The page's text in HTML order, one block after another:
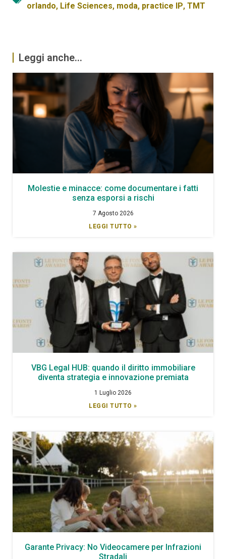
orlando, Life Sciences, moda, practice IP, TMT
Leggi anche...
Molestie e minacce: come documentare i fatti
senza esporsi a rischi
7 Agosto 2026
LEGGI TUTTO »
VBG Legal HUB: quando il diritto immobiliare
diventa strategia e innovazione premiata
1 Luglio 2026
LEGGI TUTTO »
Garante Privacy: No Videocamere per Infrazioni
Stradali